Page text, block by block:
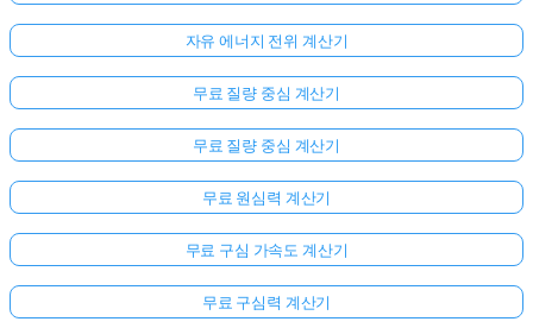
자유 에너지 전위 계산기
무료 질량 중심 계산기
무료 질량 중심 계산기
무료 원심력 계산기
무료 구심 가속도 계산기
무료 구심력 계산기